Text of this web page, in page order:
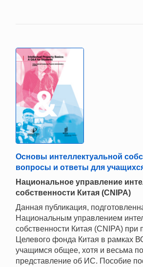
Основы интеллектуальной
вопросы и ответы для
Национальное управление
собственности Китая (CNIPA)
Данная публикация,
Национальным управлением
собственности Китая (CNIPA) при
Целевого фонда Китая в рамках
учащимся общее, хотя и весьма
представление об ИС. Пособие